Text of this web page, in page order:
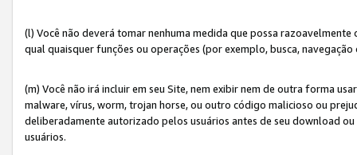
(l) Você não deverá tomar nenhuma medida que possa
qual quaisquer funções ou operações (por exemplo, busca,
(m) Você não irá incluir em seu Site, nem exibir nem de outra forma
malware, vírus, worm, trojan horse, ou outro código malicioso ou
deliberadamente autorizado pelos usuários antes de seu download
usuários.